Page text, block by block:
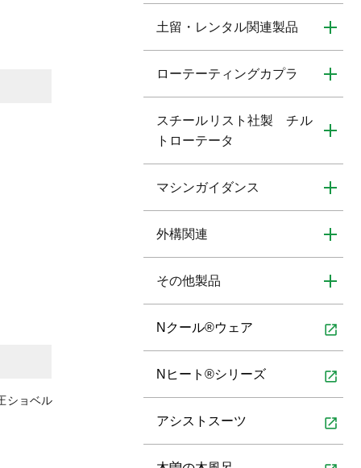
ショベル
土留・レンタル関連製品
ローテーティングカプラ
スチールリスト社製 チル
トローテータ
マシンガイダンス
外構関連
その他製品
Nクール®ウェア open_in_new
Nヒート®シリーズ open_in_new
アシストスーツ open_in_new